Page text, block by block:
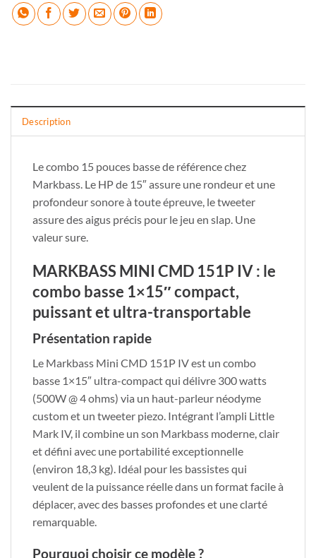
Description
Le combo 15 pouces basse de référence chez
Markbass. Le HP de 15″ assure une rondeur et une
profondeur sonore à toute épreuve, le tweeter
assure des aigus précis pour le jeu en slap. Une
valeur sure.
MARKBASS MINI CMD 151P IV : le
combo basse 1×15″ compact,
puissant et ultra-transportable
Présentation rapide
Le Markbass Mini CMD 151P IV est un combo
basse 1×15″ ultra-compact qui délivre 300 watts
(500W @ 4 ohms) via un haut-parleur néodyme
custom et un tweeter piezo. Intégrant l’ampli Little
Mark IV, il combine un son Markbass moderne, clair
et défini avec une portabilité exceptionnelle
(environ 18,3 kg). Idéal pour les bassistes qui
veulent de la puissance réelle dans un format facile à
déplacer, avec des basses profondes et une clarté
remarquable.
Pourquoi choisir ce modèle ?